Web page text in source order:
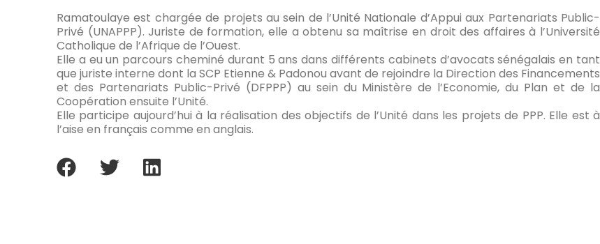
Ramatoulaye est chargée de projets au sein de l’Unité Nationale d’Appui aux Partenariats Public-
Privé (UNAPPP). Juriste de formation, elle a obtenu sa maîtrise en droit des affaires à l’Université
Catholique de l’Afrique de l’Ouest.
Elle a eu un parcours cheminé durant 5 ans dans différents cabinets d’avocats sénégalais en tant
que juriste interne dont la SCP Etienne & Padonou avant de rejoindre la Direction des Financements
et des Partenariats Public-Privé (DFPPP) au sein du Ministère de l’Economie, du Plan et de la
Coopération ensuite l’Unité.
Elle participe aujourd’hui à la réalisation des objectifs de l’Unité dans les projets de PPP. Elle est à
l’aise en français comme en anglais.
facebooktwitter linkedin